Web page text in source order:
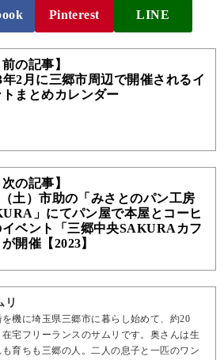
Pinterest LINE
の記事】
年2月に三郷市周辺で開催されるイ
まとめカレンダー
の記事】
土）市助の「みさとのパン工房
」にてパン屋で本屋とコーヒ
イベント「三郷中央SAKURAカフ
開催【2023】
リ
を機に埼玉県三郷市に暮らし始めて、約20
在宅フリーランスのサムリです。奥さんは生
も育ちも三郷の人。二人の息子と一匹のワン